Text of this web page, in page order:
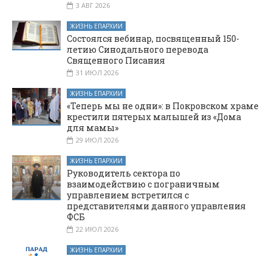
3 АВГ 2026
ЖИЗНЬ ЕПАРХИИ
Состоялся вебинар, посвященный 150-
летию Синодального перевода
Священного Писания
31 ИЮЛ 2026
ЖИЗНЬ ЕПАРХИИ
«Теперь мы не одни»: в Покровском храме
крестили пятерых малышей из «Дома
для мамы»
29 ИЮЛ 2026
ЖИЗНЬ ЕПАРХИИ
Руководитель сектора по
взаимодействию с пограничным
управлением встретился с
представителями данного управления
ФСБ
22 ИЮЛ 2026
ЖИЗНЬ ЕПАРХИИ